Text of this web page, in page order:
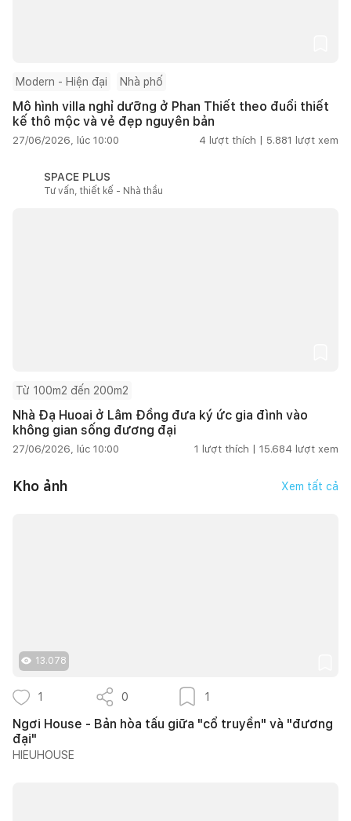
Modern - Hiện đại Nhà phố
Mô hình villa nghỉ dưỡng ở Phan Thiết theo đuổi thiết
kế thô mộc và vẻ đẹp nguyên bản
27/06/2026, lúc 10:00 4 lượt thích | 5.881 lượt xem
SPACE PLUS
Tư vấn, thiết kế - Nhà thầu
Từ 100m2 đến 200m2
Nhà Đạ Huoai ở Lâm Đồng đưa ký ức gia đình vào
không gian sống đương đại
27/06/2026, lúc 10:00 1 lượt thích | 15.684 lượt xem
Kho ảnh Xem tất cả
13.078
1 0 1
Ngơi House - Bản hòa tấu giữa "cổ truyền" và "đương
đại"
HIEUHOUSE